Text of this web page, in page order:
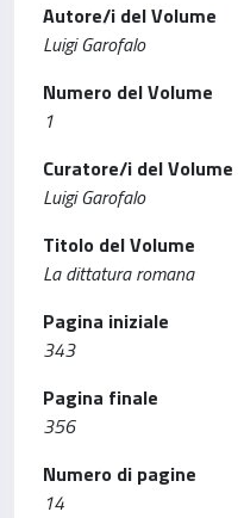
Autore/i del Volume
Luigi Garofalo
Numero del Volume
1
Curatore/i del Volume
Luigi Garofalo
Titolo del Volume
La dittatura romana
Pagina iniziale
343
Pagina finale
356
Numero di pagine
14